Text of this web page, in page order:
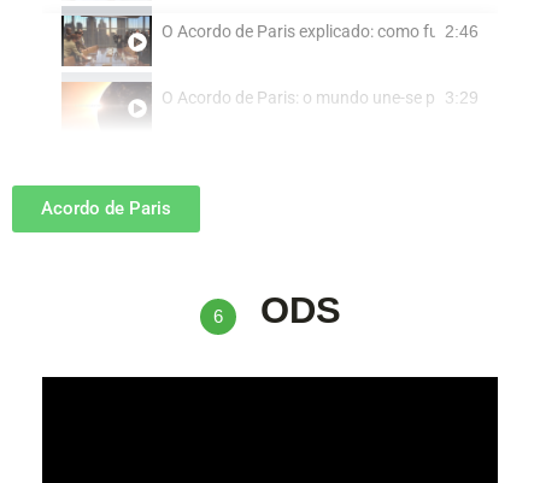
O Acordo de Paris explicado: como funciona o
2:46
O Acordo de Paris: o mundo une-se para lutar
3:29
Acordo de Paris
6 ODS